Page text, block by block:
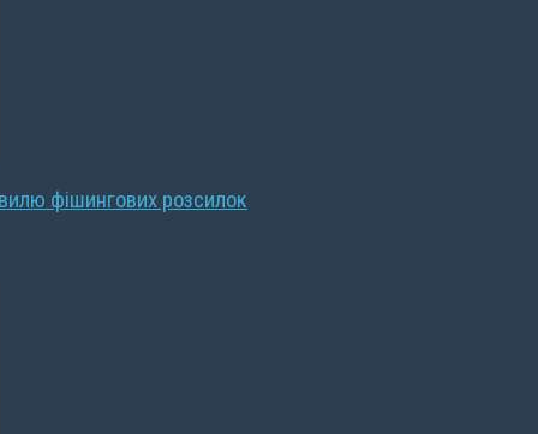
фішингових розсилок